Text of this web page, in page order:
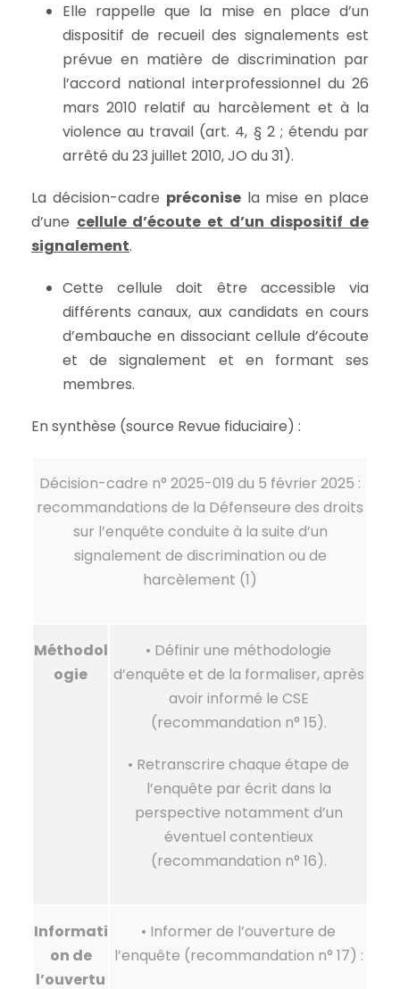
Elle rappelle que la mise en place d’un
dispositif de recueil des signalements est
prévue en matière de discrimination par
l’accord national interprofessionnel du 26
mars 2010 relatif au harcèlement et à la
violence au travail (art. 4, § 2 ; étendu par
arrêté du 23 juillet 2010, JO du 31).
La décision-cadre préconisela mise en place
d’une cellule d’écoute et d’un dispositif de
signalement.
Cette cellule doit être accessible via
différents canaux, aux candidats en cours
d’embauche en dissociant cellule d’écoute
et de signalement et en formant ses
membres.
En synthèse (source Revue fiduciaire) :
Décision-cadre n° 2025-019 du 5 février 2025 :
recommandations de la Défenseure des droits
sur l’enquête conduite à la suite d’un
signalement de discrimination ou de
harcèlement (1)
Méthodol
ogie
• Définir une méthodologie
d’enquête et de la formaliser, après
avoir informé le CSE
(recommandation n° 15).
• Retranscrire chaque étape de
l’enquête par écrit dans la
perspective notamment d’un
éventuel contentieux
(recommandation n° 16).
Informati
on de
l’ouvertu
• Informer de l’ouverture de
l’enquête (recommandation n° 17) :